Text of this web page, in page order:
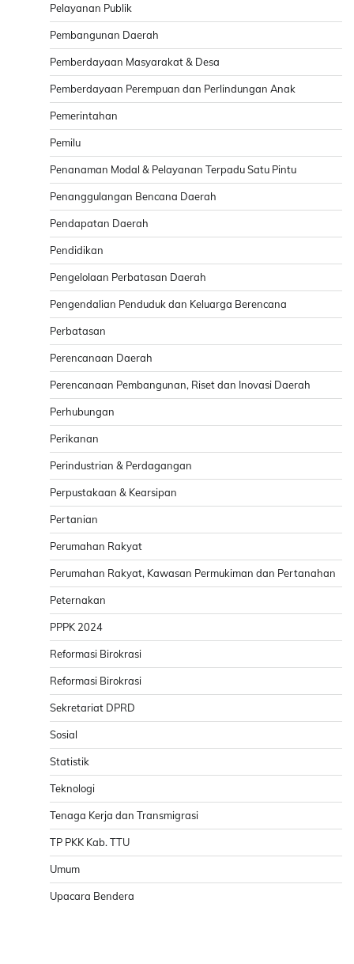
Pelayanan Publik
Pembangunan Daerah
Pemberdayaan Masyarakat & Desa
Pemberdayaan Perempuan dan Perlindungan Anak
Pemerintahan
Pemilu
Penanaman Modal & Pelayanan Terpadu Satu Pintu
Penanggulangan Bencana Daerah
Pendapatan Daerah
Pendidikan
Pengelolaan Perbatasan Daerah
Pengendalian Penduduk dan Keluarga Berencana
Perbatasan
Perencanaan Daerah
Perencanaan Pembangunan, Riset dan Inovasi Daerah
Perhubungan
Perikanan
Perindustrian & Perdagangan
Perpustakaan & Kearsipan
Pertanian
Perumahan Rakyat
Perumahan Rakyat, Kawasan Permukiman dan Pertanahan
Peternakan
PPPK 2024
Reformasi Birokrasi
Reformasi Birokrasi
Sekretariat DPRD
Sosial
Statistik
Teknologi
Tenaga Kerja dan Transmigrasi
TP PKK Kab. TTU
Umum
Upacara Bendera